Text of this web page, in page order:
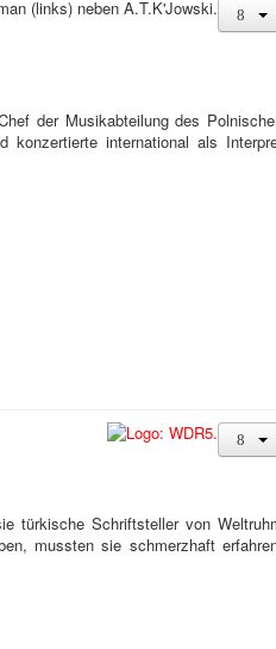
der Musikabteilung des
konzertierte international als
türkische Schriftsteller von
mussten sie schmerzhaft